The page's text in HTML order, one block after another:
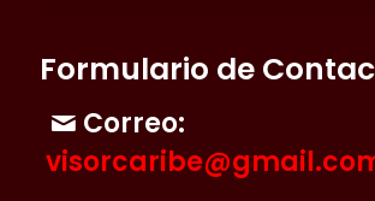
Formulario de
Correo: